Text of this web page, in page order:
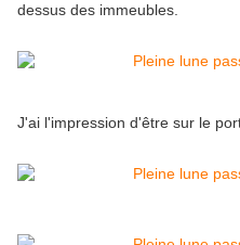
dessus des immeubles.
J'ai l'impression d'être sur le